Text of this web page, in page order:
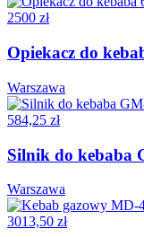
2500 zł
Opiekacz do
Warszawa
584,25 zł
Silnik do kebaba
Warszawa
3013,50 zł